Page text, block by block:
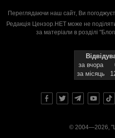
Переглядаючи наш сайт, Ви
Редакція Цензор.НЕТ може не
за матеріали в розділі
за вчора
за місяць
© 2004—2026,